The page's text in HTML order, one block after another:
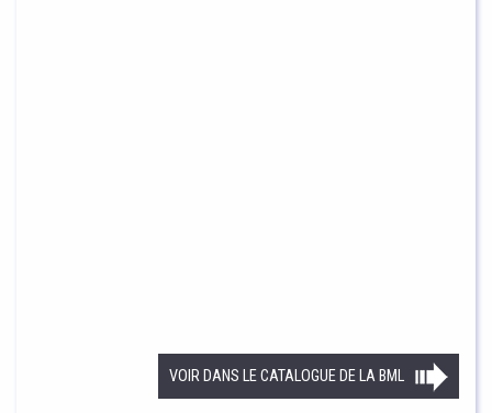
VOIR DANS LE CATALOGUE DE LA BML